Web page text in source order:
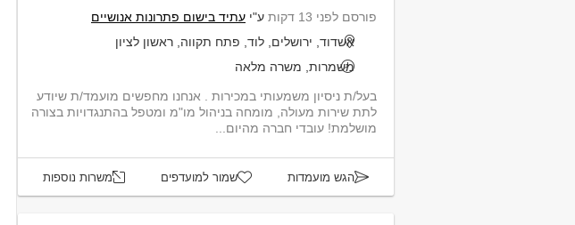
פורסם לפני 13 דקות ע"י עתיד בישום פתרונות אנושיים
אשדוד, ירושלים, לוד, פתח תקווה, ראשון לציון
משמרות, משרה מלאה
בעל/ת ניסיון משמעותי במכירות . אנחנו מחפשים מועמד/ת שיודע
לתת שירות מעולה, מומחה בניהול מו"מ ומטפל בהתנגדויות בצורה
מושלמת! עובדי חברה מהיום...
הגש מועמדות שמור למועדפים משרות נוספות